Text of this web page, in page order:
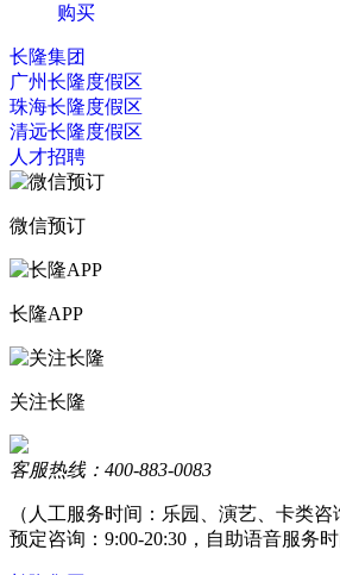
购买
长隆集团
广州长隆度假区
珠海长隆度假区
清远长隆度假区
人才招聘
微信预订
长隆APP
关注长隆
客服热线：400-883-0083
（人工服务时间：乐园、演艺、卡类咨
预定咨询：9:00-20:30，自助语音服务时